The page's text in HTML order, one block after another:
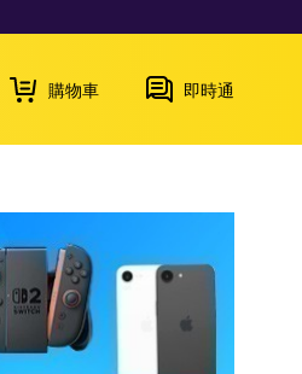
購物車 即時通